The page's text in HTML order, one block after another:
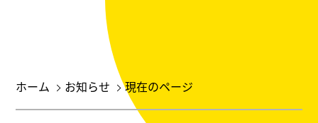
ホーム お知らせ 現在のページ